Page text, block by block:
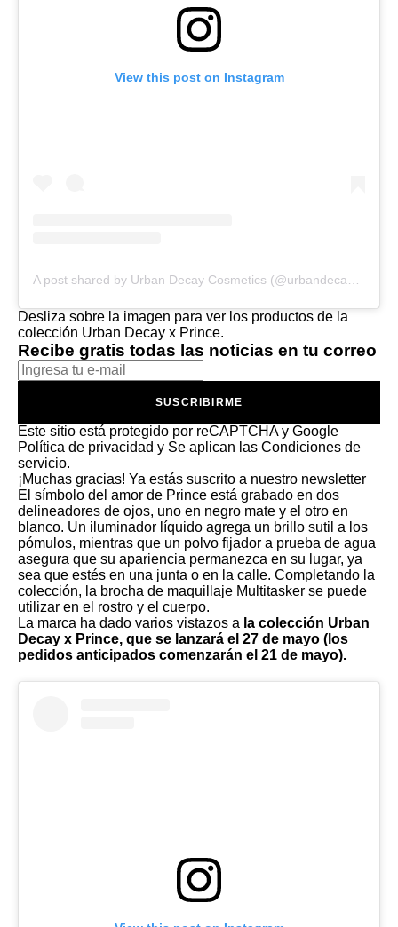
View this post on Instagram
Desliza sobre la imagen para ver los productos de la
colección Urban Decay x Prince.
Recibe gratis todas las noticias en tu correo
SUSCRIBIRME
Este sitio está protegido por reCAPTCHA y Google
Política de privacidad y Se aplican las Condiciones de
servicio.
¡Muchas gracias! Ya estás suscrito a nuestro newsletter
El símbolo del amor de Prince está grabado en dos
delineadores de ojos, uno en negro mate y el otro en
blanco. Un iluminador líquido agrega un brillo sutil a los
pómulos, mientras que un polvo fijador a prueba de agua
asegura que su apariencia permanezca en su lugar, ya
sea que estés en una junta o en la calle. Completando la
colección, la brocha de maquillaje Multitasker se puede
utilizar en el rostro y el cuerpo.
La marca ha dado varios vistazos a la colección Urban
Decay x Prince, que se lanzará el 27 de mayo (los
pedidos anticipados comenzarán el 21 de mayo).